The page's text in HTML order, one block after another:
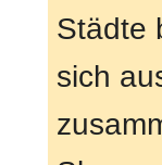
Städte
sich